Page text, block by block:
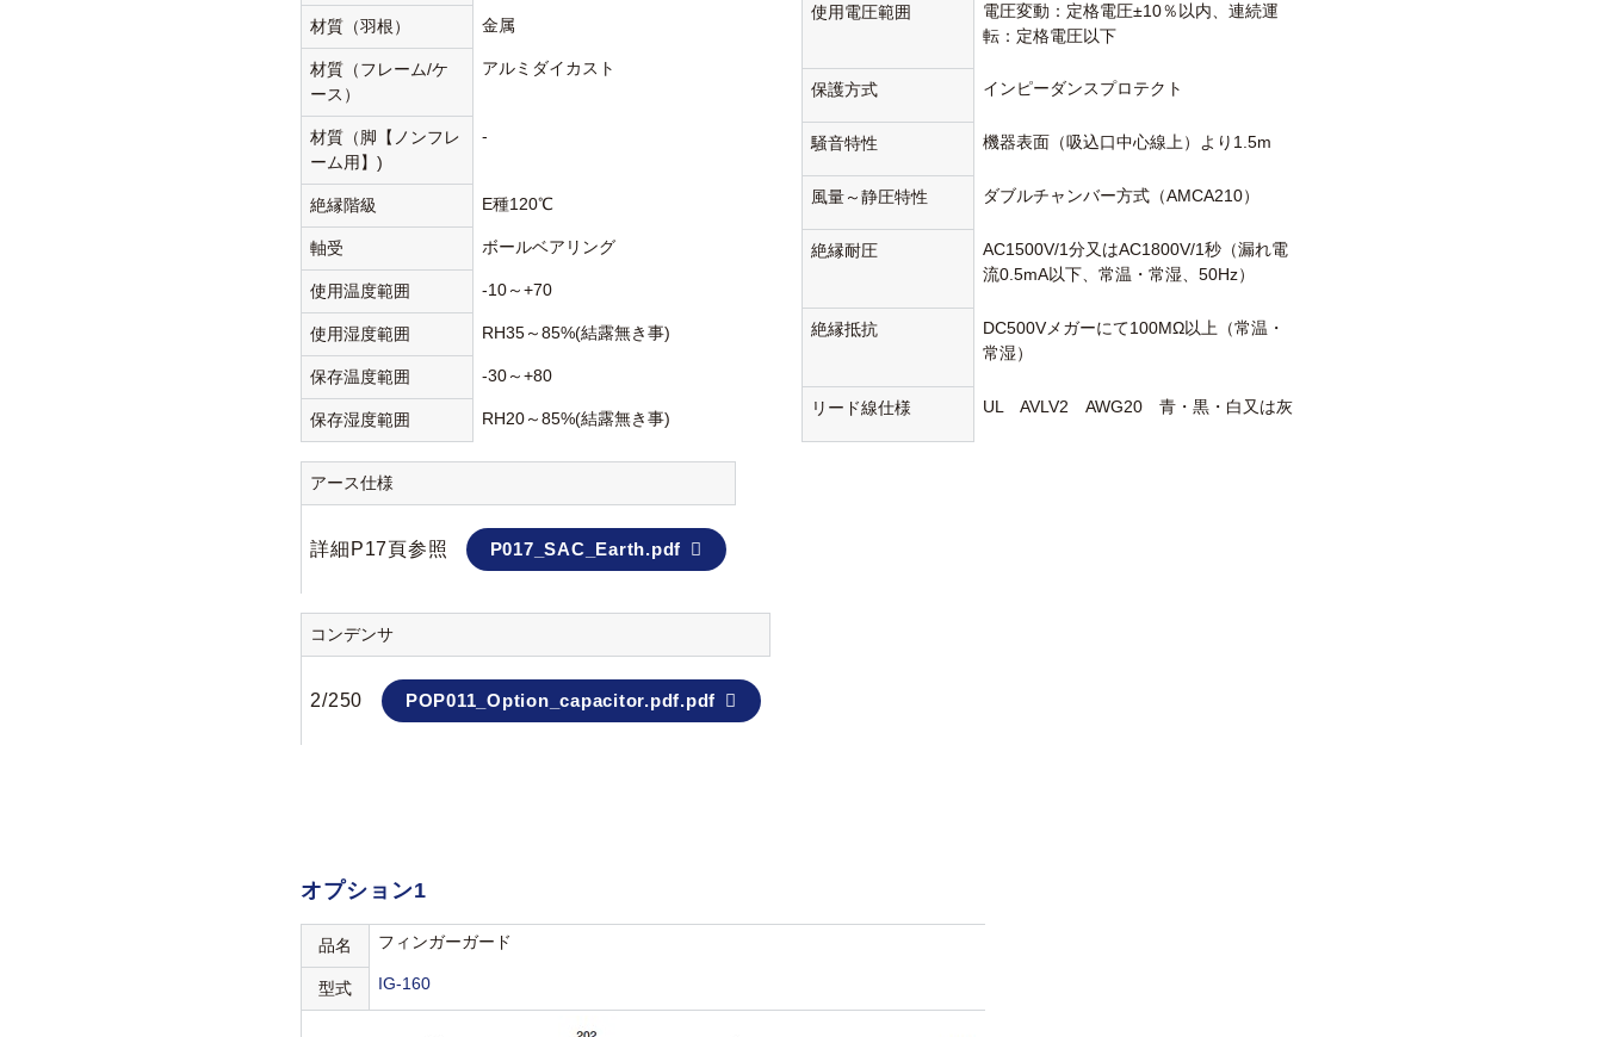
材質（羽根） 金属
材質（フレーム/ケ
ース）
アルミダイカスト
材質（脚【ノンフレ
ーム用】)
-
絶縁階級 E種120℃
軸受 ボールベアリング
使用温度範囲 -10～+70
使用湿度範囲 RH35～85%(結露無き事)
保存温度範囲 -30～+80
保存湿度範囲 RH20～85%(結露無き事)
使用電圧範囲
電圧変動：定格電圧±10％以内、連続運
転：定格電圧以下
保護方式 インピーダンスプロテクト
騒音特性 機器表面（吸込口中心線上）より1.5m
風量～静圧特性 ダブルチャンバー方式（AMCA210）
絶縁耐圧
AC1500V/1分又はAC1800V/1秒（漏れ電
流0.5mA以下、常温・常湿、50Hz）
絶縁抵抗
DC500Vメガーにて100MΩ以上（常温・
常湿）
リード線仕様 UL AVLV2 AWG20 青・黒・白又は灰
アース仕様
詳細P17頁参照 P017_SAC_Earth.pdf
コンデンサ
2/250 POP011_Option_capacitor.pdf.pdf
オプション1
品名 フィンガーガード
型式 IG-160